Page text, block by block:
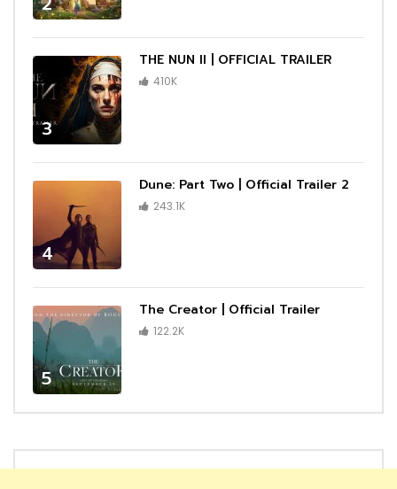
3
THE NUN II | OFFICIAL TRAILER
410K
4
Dune: Part Two | Official Trailer 2
243.1K
5
The Creator | Official Trailer
122.2K